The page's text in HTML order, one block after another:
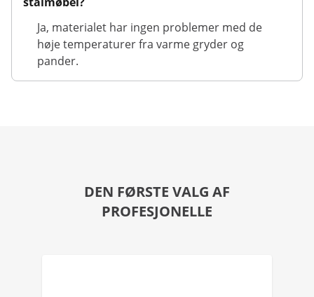
Ja, materialet har ingen problemer med de
høje temperaturer fra varme gryder og
pander.
DEN FØRSTE VALG AF
PROFESJONELLE